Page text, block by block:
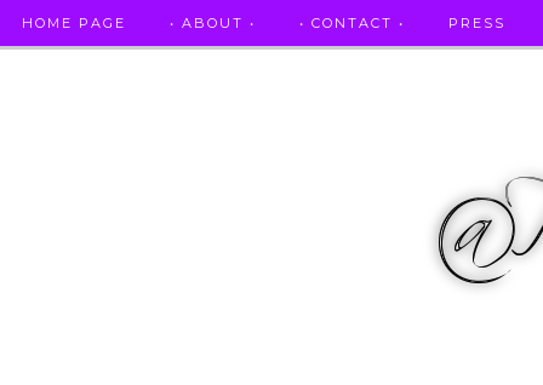
HOME PAGE • ABOUT • • CONTACT • PRESS